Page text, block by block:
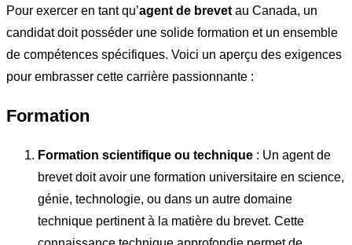
Pour exercer en tant qu’agent de brevet au Canada, un
candidat doit posséder une solide formation et un ensemble
de compétences spécifiques. Voici un aperçu des exigences
pour embrasser cette carrière passionnante :
Formation
Formation scientifique ou technique : Un agent de
brevet doit avoir une formation universitaire en science,
génie, technologie, ou dans un autre domaine
technique pertinent à la matière du brevet. Cette